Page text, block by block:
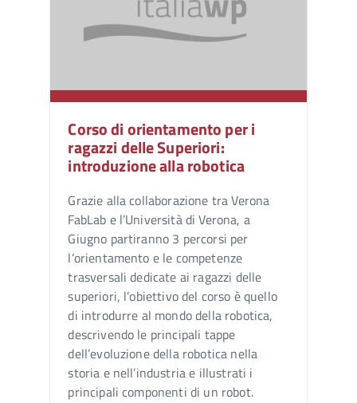
Corso di orientamento per i
ragazzi delle Superiori:
introduzione alla robotica
Grazie alla collaborazione tra Verona
FabLab e l’Università di Verona, a
Giugno partiranno 3 percorsi per
l’orientamento e le competenze
trasversali dedicate ai ragazzi delle
superiori, l’obiettivo del corso è quello
di introdurre al mondo della robotica,
descrivendo le principali tappe
dell’evoluzione della robotica nella
storia e nell’industria e illustrati i
principali componenti di un robot.